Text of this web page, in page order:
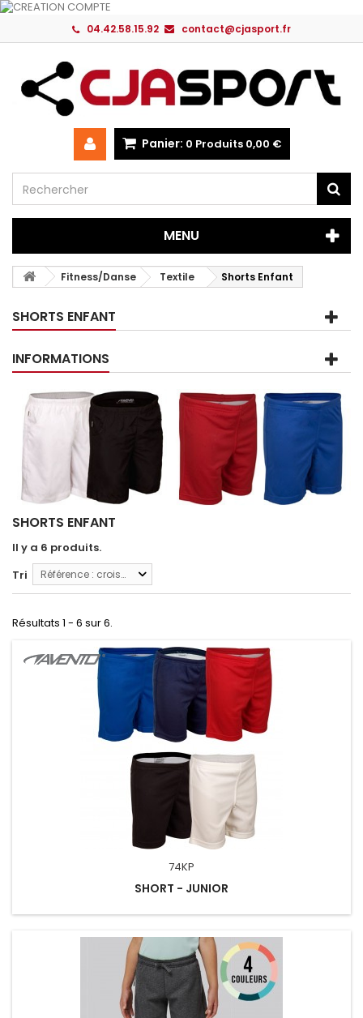
04.42.58.15.92 contact@cjasport.fr
Panier: 0 Produits 0,00 €
MENU
Fitness/Danse Textile Shorts Enfant
SHORTS ENFANT
INFORMATIONS
SHORTS ENFANT
Il y a 6 produits.
Tri
Référence : croissante
Résultats 1 - 6 sur 6.
74KP
SHORT - JUNIOR